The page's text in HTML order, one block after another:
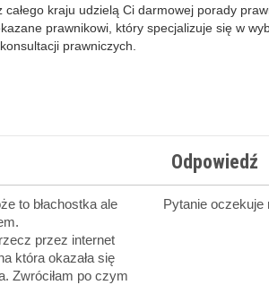
kraju udzielą Ci darmowej porady
prawnikowi, który specjalizuje się w
prawniczych.
Odpowiedź
to błachostka ale
przez internet
która okazała się
Zwróciłam po czym
Pytanie oczekuje